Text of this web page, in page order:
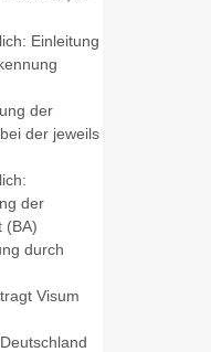
Einleitung
der
der jeweils
der
(BA)
durch
Visum